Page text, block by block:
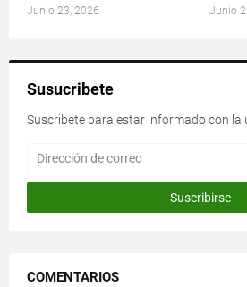
Junio 23, 2026 Junio
Susucribete
Suscribete para estar informado con la
COMENTARIOS